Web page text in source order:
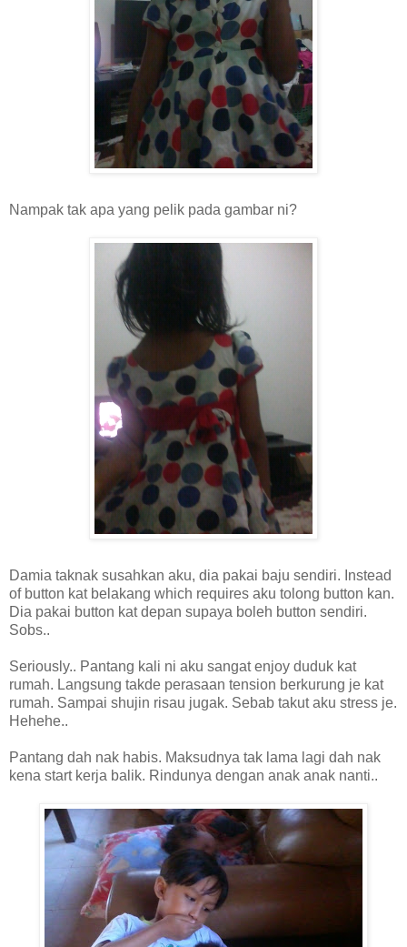
Nampak tak apa yang pelik pada gambar ni?
Damia taknak susahkan aku, dia pakai baju sendiri. Instead
of button kat belakang which requires aku tolong button kan.
Dia pakai button kat depan supaya boleh button sendiri.
Sobs..
Seriously.. Pantang kali ni aku sangat enjoy duduk kat
rumah. Langsung takde perasaan tension berkurung je kat
rumah. Sampai shujin risau jugak. Sebab takut aku stress je.
Hehehe..
Pantang dah nak habis. Maksudnya tak lama lagi dah nak
kena start kerja balik. Rindunya dengan anak anak nanti..